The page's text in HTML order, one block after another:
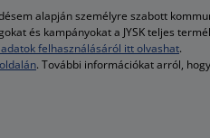
alapján személyre szabott
és kampányokat a JYSK teljes
felhasználásáról itt olvashat.
. További információkat arról,